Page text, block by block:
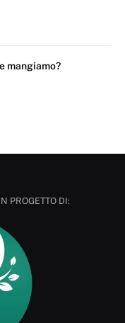
mangiamo?
PROGETTO DI: